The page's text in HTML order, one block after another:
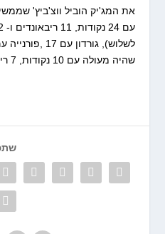
את המג'יק הוביל ווצ'ביץ'
שהיה מעולה עם 10 נקודות, 7 ריבאונדים ו- 4 חסימות.